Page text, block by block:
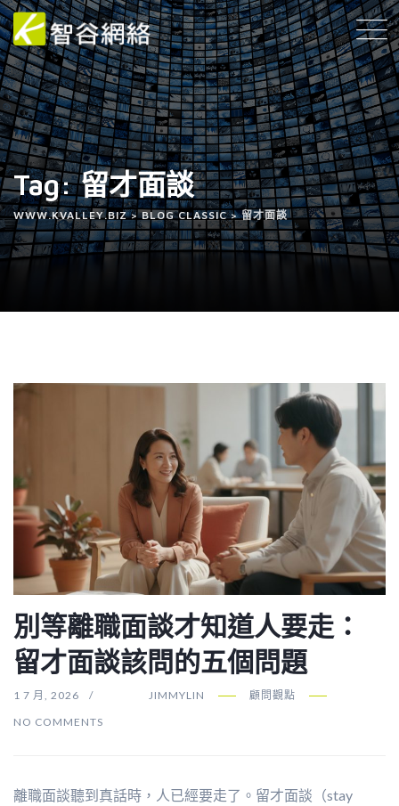
Tag: 留才面談
WWW.KVALLEY.BIZ>BLOG CLASSIC>留才面談
別等離職面談才知道人要走：
留才面談該問的五個問題
1 7 月, 2026 JIMMYLIN
顧問觀點
NO COMMENTS
離職面談聽到真話時，人已經要走了。留才面談（stay